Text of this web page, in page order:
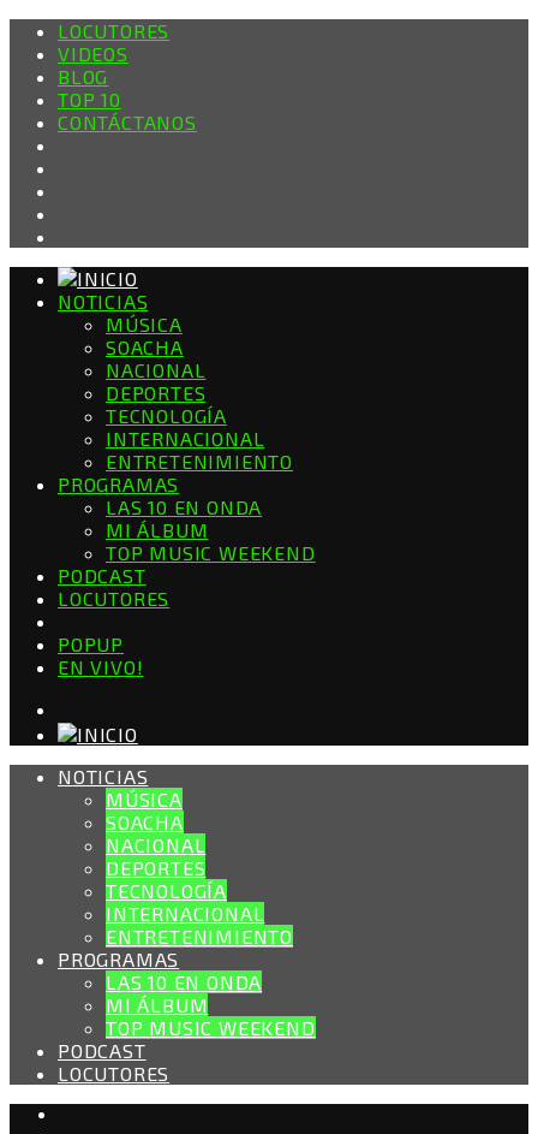
LOCUTORES
VIDEOS
BLOG
TOP 10
CONTÁCTANOS
NOTICIAS
MÚSICA
SOACHA
NACIONAL
DEPORTES
TECNOLOGÍA
INTERNACIONAL
ENTRETENIMIENTO
PROGRAMAS
LAS 10 EN ONDA
MI ÁLBUM
TOP MUSIC WEEKEND
PODCAST
LOCUTORES
POPUP
EN VIVO!
NOTICIAS
MÚSICA
SOACHA
NACIONAL
DEPORTES
TECNOLOGÍA
INTERNACIONAL
ENTRETENIMIENTO
PROGRAMAS
LAS 10 EN ONDA
MI ÁLBUM
TOP MUSIC WEEKEND
PODCAST
LOCUTORES